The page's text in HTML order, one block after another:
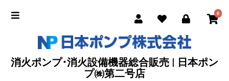
0
消火ポンプ･消火設備機器総合販売 | 日本ポン
プ㈱第二号店